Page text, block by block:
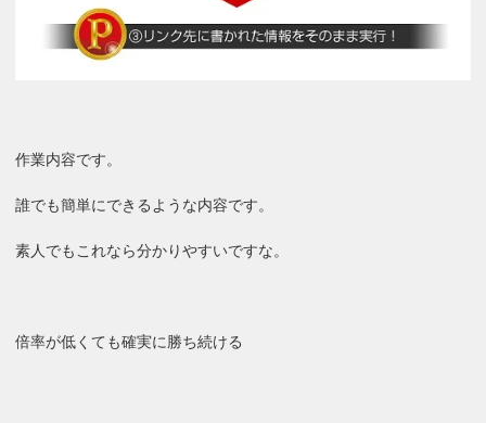
作業内容です。
誰でも簡単にできるような内容です。
素人でもこれなら分かりやすいですな。
倍率が低くても確実に勝ち続ける